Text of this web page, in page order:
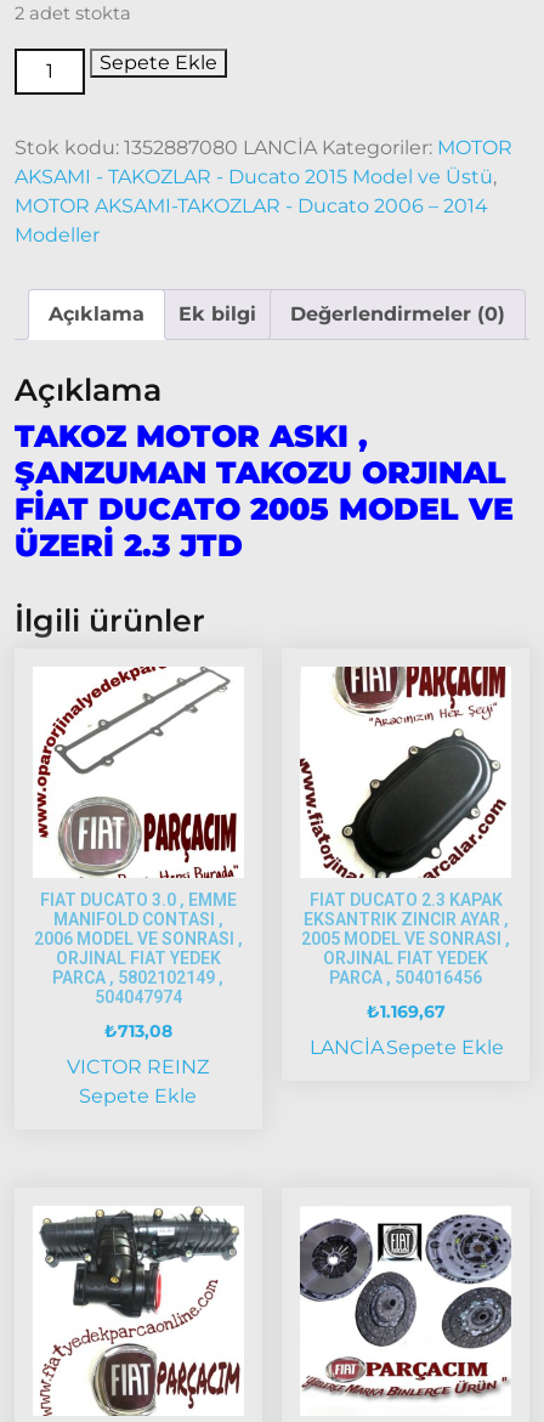
Modeller
2006 –
2014
Modeller
Model
Tipo &
Uno
Tipo
Uno
Fiorino
Tempra
Fullback
Palio
1997-
2002
Palio
2005
Palio
2005
Model
ve Üstü
Scudo
1995-2013
Siena
1997-2002
Albea
2005
Albea
2005
Model
ve Üstü
Strada
Bravo
2 adet stokta
Sepete Ekle
Stok kodu: 1352887080 LANCİA Kategoriler: MOTOR
AKSAMI - TAKOZLAR - Ducato 2015 Model ve Üstü,
MOTOR AKSAMI-TAKOZLAR - Ducato 2006 – 2014
Modeller
Açıklama Ek bilgi Değerlendirmeler (0)
Açıklama
TAKOZ MOTOR ASKI ,
ŞANZUMAN TAKOZU ORJINAL
FİAT DUCATO 2005 MODEL VE
ÜZERİ 2.3 JTD
İlgili ürünler
FIAT DUCATO 3.0 , EMME
MANIFOLD CONTASI ,
2006 MODEL VE SONRASI ,
ORJINAL FIAT YEDEK
PARCA , 5802102149 ,
504047974
₺713,08
VICTOR REINZ
Sepete Ekle
FIAT DUCATO 2.3 KAPAK
EKSANTRIK ZINCIR AYAR ,
2005 MODEL VE SONRASI ,
ORJINAL FIAT YEDEK
PARCA , 504016456
₺1.169,67
LANCİASepete Ekle